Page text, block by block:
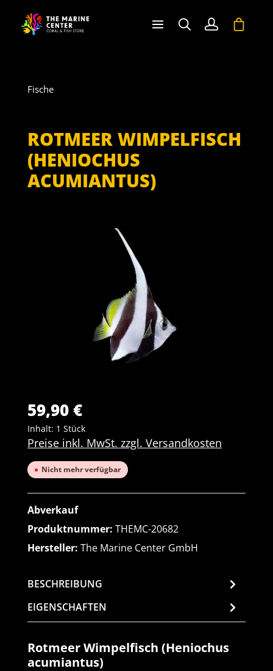
springen
Fische
ROTMEER WIMPELFISCH
(HENIOCHUS
ACUMIANTUS)
59,90 €
Inhalt: 1 Stück
Preise inkl. MwSt. zzgl. Versandkosten
Nicht mehr verfügbar
Abverkauf
Produktnummer: THEMC-20682
Hersteller: The Marine Center GmbH
BESCHREIBUNG
EIGENSCHAFTEN
Rotmeer Wimpelfisch (Heniochus
acumiantus)